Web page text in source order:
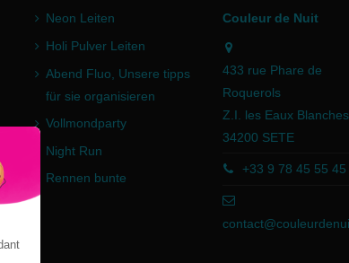
Neon Leiten
Holi Pulver Leiten
Abend Fluo, Unsere tipps
für sie organisieren
Vollmondparty
Night Run
Rennen bunte
Couleur de Nuit
433 rue Phare de
Roquerols
Z.I. les Eaux Blanches
34200 SETE
+33 9 78 45 55 45